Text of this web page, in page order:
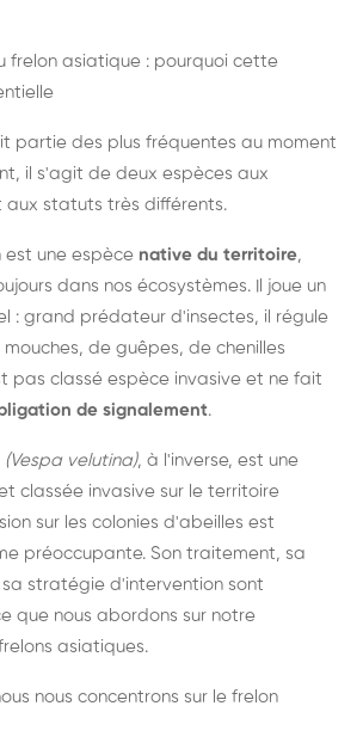
frelon asiatique : pourquoi cette
partie des plus fréquentes au moment
il s'agit de deux espèces aux
statuts très différents.
est une espèce native du territoire,
dans nos écosystèmes. Il joue un
: grand prédateur d'insectes, il régule
de guêpes, de chenilles
pas classé espèce invasive et ne fait
de signalement.
(Vespa velutina), à l'inverse, est une
classée invasive sur le territoire
sur les colonies d'abeilles est
préoccupante. Son traitement, sa
stratégie d'intervention sont
que nous abordons sur notre
asiatiques.
nous concentrons sur le frelon